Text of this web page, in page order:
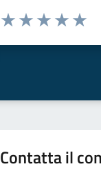
Valuta da 1 a 5 stelle la pagina
Contatta il